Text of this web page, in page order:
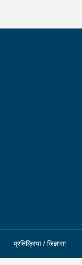
प्रतिक्रिया / जिज्ञासा